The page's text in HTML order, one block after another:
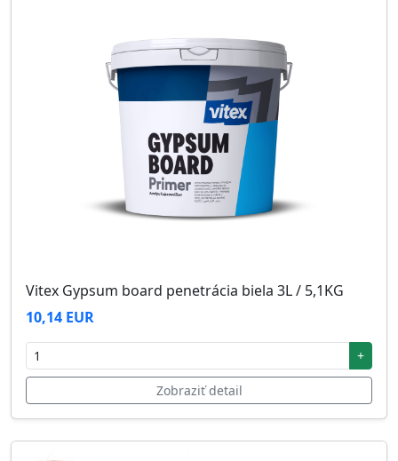
Vitex Gypsum board penetrácia biela 3L / 5,1KG
10,14 EUR
+
Zobraziť detail